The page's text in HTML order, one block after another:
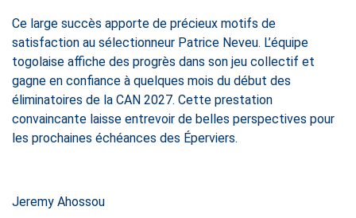
Ce large succès apporte de précieux motifs de
satisfaction au sélectionneur Patrice Neveu. L’équipe
togolaise affiche des progrès dans son jeu collectif et
gagne en confiance à quelques mois du début des
éliminatoires de la CAN 2027. Cette prestation
convaincante laisse entrevoir de belles perspectives pour
les prochaines échéances des Éperviers.
Jeremy Ahossou